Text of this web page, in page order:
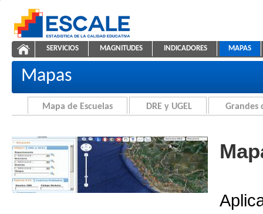
ESCALE - Unidad de Estadística Educativa
Cartografía de la Educación
NAVEGACIÓN
SERVICIOS MAGNITUDES INDICADORES MAPAS
Mapas
Mapa de Escuelas DRE y UGEL Grandes